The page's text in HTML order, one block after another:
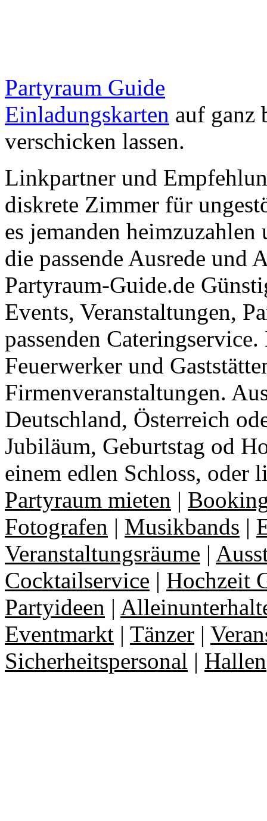
Partyraum Guide
Einladungskarten auf ganz
verschicken lassen.
Linkpartner und
diskrete Zimmer für
es jemanden
die passende Ausrede und
Partyraum-Guide.de
Events, Veranstaltungen,
passenden
Feuerwerker und
Firmenveranstaltungen.
Deutschland, Österreich
Jubiläum, Geburtstag od
einem edlen Schloss, oder
Partyraum mieten |
Fotografen | Musikbands |
Veranstaltungsräume |
Cocktailservice | Hochzeit
Partyideen |
Eventmarkt | Tänzer |
Sicherheitspersonal | Hallen